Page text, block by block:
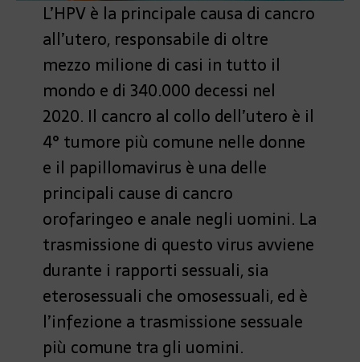
L’HPV è la principale causa di cancro
all’utero, responsabile di oltre
mezzo milione di casi in tutto il
mondo e di 340.000 decessi nel
2020. Il cancro al collo dell’utero è il
4° tumore più comune nelle donne
e il papillomavirus è una delle
principali cause di cancro
orofaringeo e anale negli uomini. La
trasmissione di questo virus avviene
durante i rapporti sessuali, sia
eterosessuali che omosessuali, ed è
l’infezione a trasmissione sessuale
più comune tra gli uomini.